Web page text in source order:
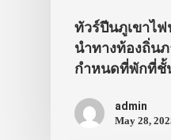
ทัวร์ปีนภูเขาไ
นำทางท้องถิ่น
กำหนดที่พักที่ชั้
admin
May 28,